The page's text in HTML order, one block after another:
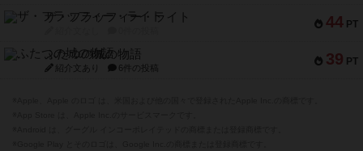
44 PT
ザ・フラッフィー・ライト
39 PT
ふたつの城の物語
紹介文あり 6件の投稿